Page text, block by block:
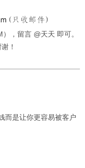
，留言 @天天 即可。
！
而是让你更容易被客户